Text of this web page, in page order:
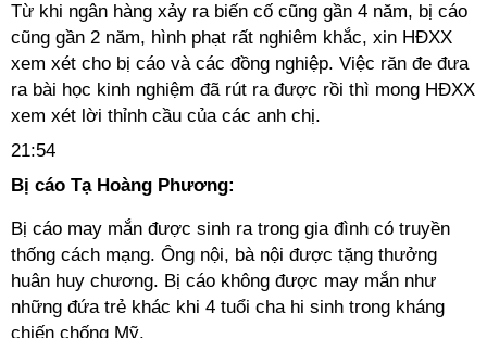
Từ khi ngân hàng xảy ra biến cố cũng gần 4 năm, bị cáo
cũng gần 2 năm, hình phạt rất nghiêm khắc, xin HĐXX
xem xét cho bị cáo và các đồng nghiệp. Việc răn đe đưa
ra bài học kinh nghiệm đã rút ra được rồi thì mong HĐXX
xem xét lời thỉnh cầu của các anh chị.
21:54
Bị cáo Tạ Hoàng Phương:
Bị cáo may mắn được sinh ra trong gia đình có truyền
thống cách mạng. Ông nội, bà nội được tặng thưởng
huân huy chương. Bị cáo không được may mắn như
những đứa trẻ khác khi 4 tuổi cha hi sinh trong kháng
chiến chống Mỹ.